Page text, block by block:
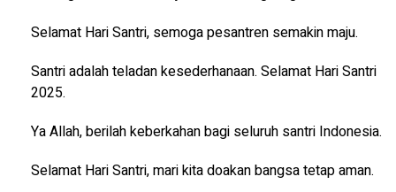
Selamat Hari Santri, semoga pesantren semakin maju.
Santri adalah teladan kesederhanaan. Selamat Hari Santri
2025.
Ya Allah, berilah keberkahan bagi seluruh santri Indonesia.
Selamat Hari Santri, mari kita doakan bangsa tetap aman.